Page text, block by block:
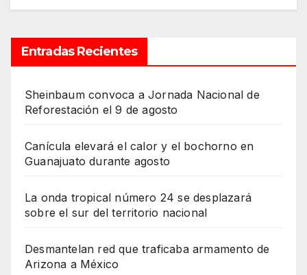
Entradas Recientes
Sheinbaum convoca a Jornada Nacional de
Reforestación el 9 de agosto
Canícula elevará el calor y el bochorno en
Guanajuato durante agosto
La onda tropical número 24 se desplazará
sobre el sur del territorio nacional
Desmantelan red que traficaba armamento de
Arizona a México